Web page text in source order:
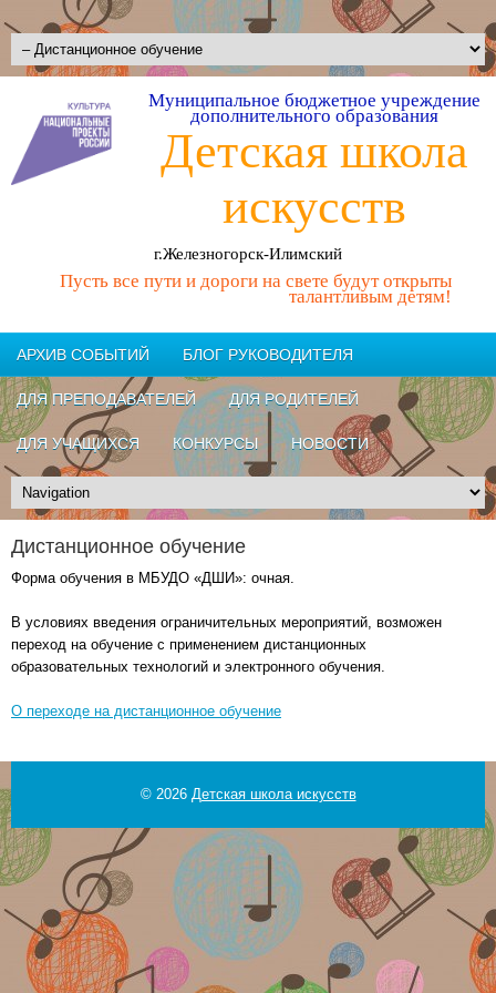
Муниципальное бюджетное учреждение
дополнительного образования
Детская школа
искусств
г.Железногорск-Илимский
Пусть все пути и дороги на свете будут открыты
талантливым детям!
АРХИВ СОБЫТИЙ БЛОГ РУКОВОДИТЕЛЯ
ДЛЯ ПРЕПОДАВАТЕЛЕЙ ДЛЯ РОДИТЕЛЕЙ
ДЛЯ УЧАЩИХСЯ КОНКУРСЫ НОВОСТИ
Дистанционное обучение
Форма обучения в МБУДО «ДШИ»: очная.
В условиях введения ограничительных мероприятий, возможен
переход на обучение с применением дистанционных
образовательных технологий и электронного обучения.
О переходе на дистанционное обучение
© 2026 Детская школа искусств